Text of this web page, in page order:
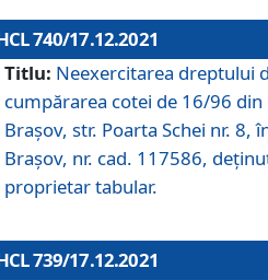
740/17.12.2021
Titlu: Neexercitarea dreptului
cumpărarea cotei de 16/96
Braşov, str. Poarta Schei nr. 8,
Brașov, nr. cad. 117586,
proprietar tabular.
739/17.12.2021